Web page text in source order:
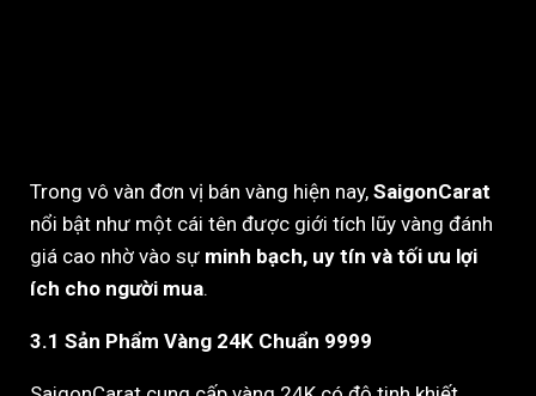
Trong vô vàn đơn vị bán vàng hiện nay, SaigonCarat
nổi bật như một cái tên được giới tích lũy vàng đánh
giá cao nhờ vào sự minh bạch, uy tín và tối ưu lợi
ích cho người mua.
3.1 Sản Phẩm Vàng 24K Chuẩn 9999